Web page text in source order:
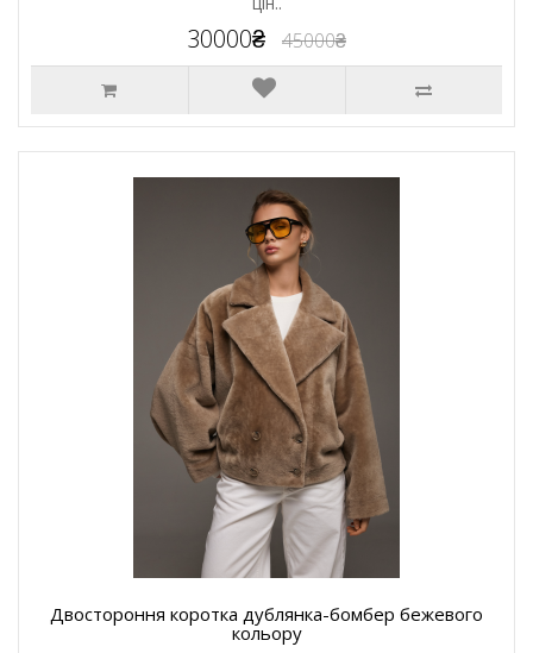
30000₴ 45000₴
Двостороння коротка дублянка-бомбер бежевого
кольору